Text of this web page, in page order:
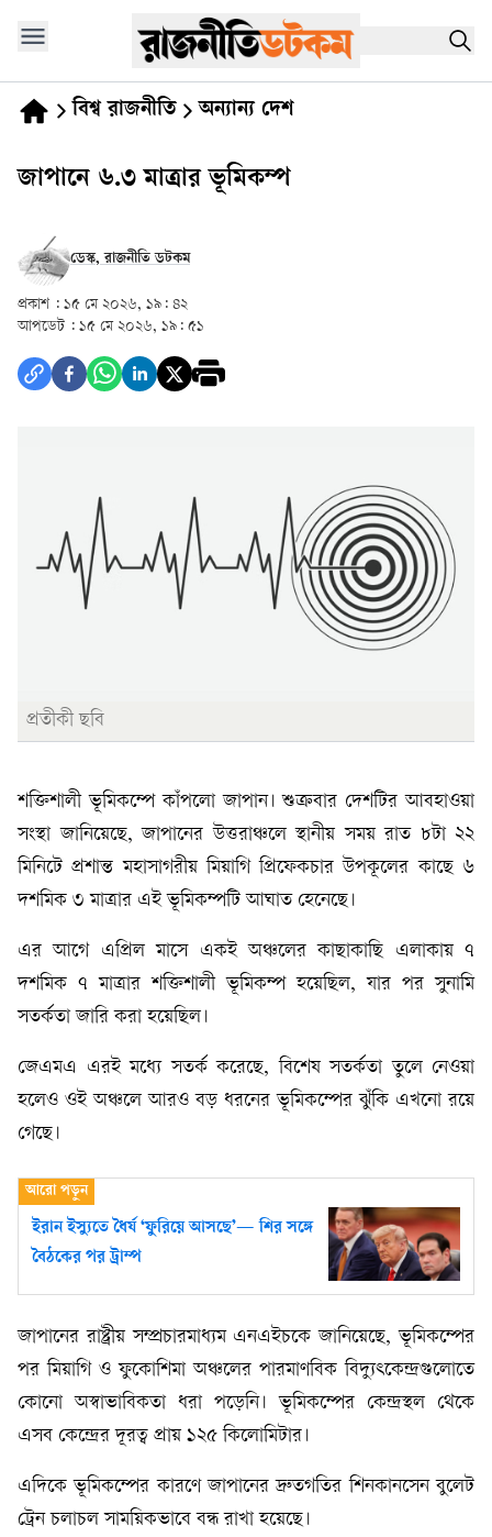
বিশ্ব রাজনীতি অন্যান্য দেশ
জাপানে ৬.৩ মাত্রার ভূমিকম্প
ডেস্ক, রাজনীতি ডটকম
প্রকাশ : ১৫ মে ২০২৬, ১৯: ৪২
আপডেট : ১৫ মে ২০২৬, ১৯: ৫১
প্রতীকী ছবি
শক্তিশালী ভূমিকম্পে কাঁপলো জাপান। শুক্রবার দেশটির আবহাওয়া
সংস্থা জানিয়েছে, জাপানের উত্তরাঞ্চলে স্থানীয় সময় রাত ৮টা ২২
মিনিটে প্রশান্ত মহাসাগরীয় মিয়াগি প্রিফেকচার উপকূলের কাছে ৬
দশমিক ৩ মাত্রার এই ভূমিকম্পটি আঘাত হেনেছে।
এর আগে এপ্রিল মাসে একই অঞ্চলের কাছাকাছি এলাকায় ৭
দশমিক ৭ মাত্রার শক্তিশালী ভূমিকম্প হয়েছিল, যার পর সুনামি
সতর্কতা জারি করা হয়েছিল।
জেএমএ এরই মধ্যে সতর্ক করেছে, বিশেষ সতর্কতা তুলে নেওয়া
হলেও ওই অঞ্চলে আরও বড় ধরনের ভূমিকম্পের ঝুঁকি এখনো রয়ে
গেছে।
ইরান ইস্যুতে ধৈর্য ‘ফুরিয়ে আসছে’— শির সঙ্গে
বৈঠকের পর ট্রাম্প
জাপানের রাষ্ট্রীয় সম্প্রচারমাধ্যম এনএইচকে জানিয়েছে, ভূমিকম্পের
পর মিয়াগি ও ফুকোশিমা অঞ্চলের পারমাণবিক বিদ্যুৎকেন্দ্রগুলোতে
কোনো অস্বাভাবিকতা ধরা পড়েনি। ভূমিকম্পের কেন্দ্রস্থল থেকে
এসব কেন্দ্রের দূরত্ব প্রায় ১২৫ কিলোমিটার।
এদিকে ভূমিকম্পের কারণে জাপানের দ্রুতগতির শিনকানসেন বুলেট
ট্রেন চলাচল সাময়িকভাবে বন্ধ রাখা হয়েছে।